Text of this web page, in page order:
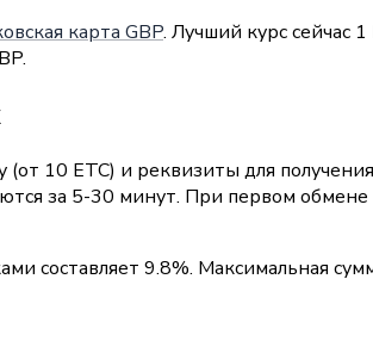
карта GBP. Лучший курс сейчас
10 ETC) и реквизиты для
за 5-30 минут. При первом обмене
составляет 9.8%. Максимальная